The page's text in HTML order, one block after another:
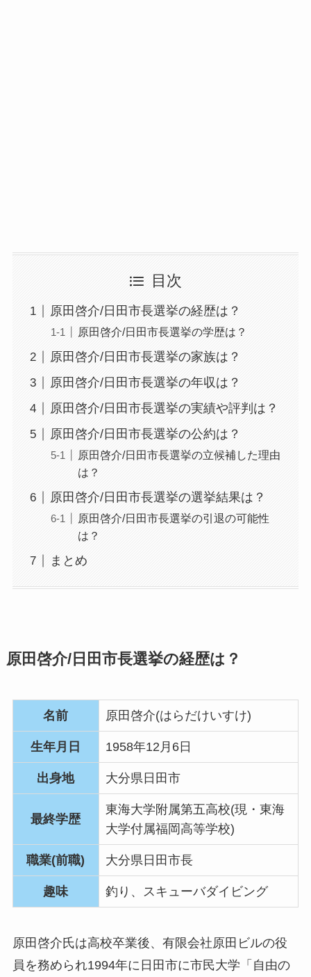
目次
原田啓介/日田市長選挙の経歴は？
原田啓介/日田市長選挙の学歴は？
原田啓介/日田市長選挙の家族は？
原田啓介/日田市長選挙の年収は？
原田啓介/日田市長選挙の実績や評判は？
原田啓介/日田市長選挙の公約は？
原田啓介/日田市長選挙の立候補した理由
は？
原田啓介/日田市長選挙の選挙結果は？
原田啓介/日田市長選挙の引退の可能性
は？
まとめ
原田啓介/日田市長選挙の経歴は？
名前 原田啓介(はらだけいすけ)
生年月日 1958年12月6日
出身地 大分県日田市
最終学歴
東海大学附属第五高校(現・東海
大学付属福岡高等学校)
職業(前職) 大分県日田市長
趣味 釣り、スキューバダイビング
原田啓介氏は高校卒業後、有限会社原田ビルの役
員を務められ1994年に日田市に市民大学「自由の